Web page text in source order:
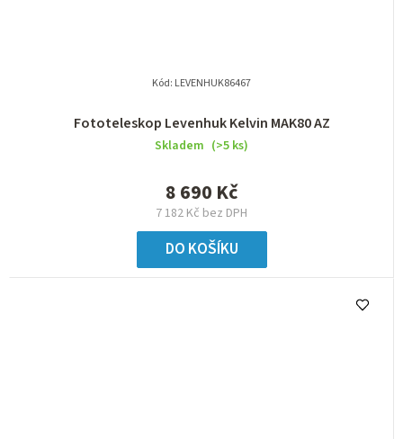
Fototeleskop Levenhuk Kelvin MAK80 AZ
Skladem (>5 ks)
7 182 Kč bez DPH
8 690 Kč
DO KOŠÍKU
Kód: LEVENHUK86467